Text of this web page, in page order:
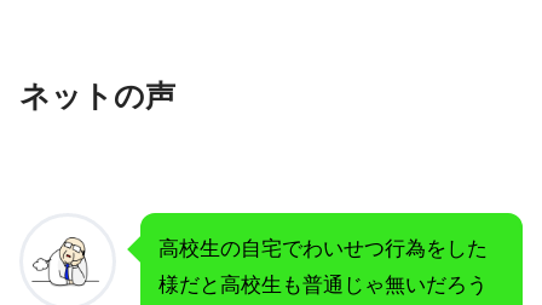
ネットの声
高校生の自宅でわいせつ行為をした
様だと高校生も普通じゃ無いだろう